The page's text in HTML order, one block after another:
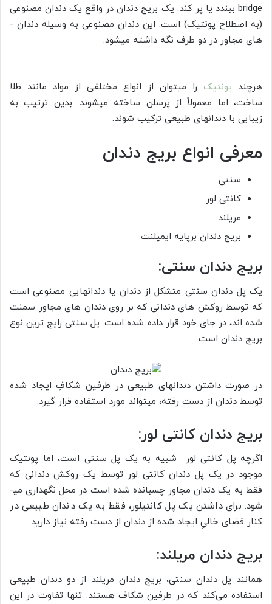
bridge ببندد یا پر کند. یک بریج دندان در واقع یک دندان مصنوعی
(به اصطلاح پونتیک) است. این دندان مصنوعی به وسیله دندان ­
های مجاور در دو طرف نگه داشته می­شود.
هرچند پونتیک را می­توان از انواع مختلفی از مواد مانند طلا
ساخت، اما معمولاً از پرسلن ساخته می­شوند. بدین ترتیب به
زیبایی با دندان­های طبیعی ترکیب شوند.
معرفی انواع بریج دندان
سنتی
کانتی لور
مریلند
بریج دندان برپایه ایمپلنت
بریج دندان سنتی:
یک پل دندان‌ سنتی متشکل از دندان یا دندان­هایی مصنوعی است
که توسط روکش­ های دندانی که بر روی دندان­ های مجاور سمنت
شده ­اند، در جای خود قرار داده شده ‌است. پل سنتی رایج ‌ترین نوع
بریج دندان است.
در صورت داشتن دندان­های طبیعی در طرفین شکافِ ایجاد شده
توسط دندان از دست رفته، می­تواند مورد استفاده قرار گیرد.
بریج دندان کانتی لور:
اگرچه پل کانتی لور شبیه به یک پل سنتی است، اما پونتیک
موجود در یک پل دندان کانتی لور توسط یک روکش دندانی که
فقط به یک دندان مجاور چسبانده شده است در محل نگهداری می­
شود. برای داشتن یک پل کانتیلور، فقط به یک دندان طبیعی در
کنار فضای خالیِ ایجاد شده از دندان از دست رفته نیاز دارید.
بریج دندان مریلند:
همانند پل دندان سنتی، بریج دندان مریلند از دو دندان طبیعی
استفاده می‌کند که در طرفین شکاف هستند. تنها تفاوت در این